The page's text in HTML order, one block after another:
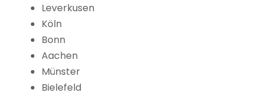
Leverkusen
Köln
Bonn
Aachen
Münster
Bielefeld